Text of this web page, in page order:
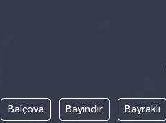
Balçova Bayındır Bayraklı